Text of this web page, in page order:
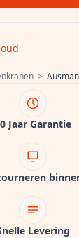
> Ausmann Lavea gouden
Jaar Garantie
Levering